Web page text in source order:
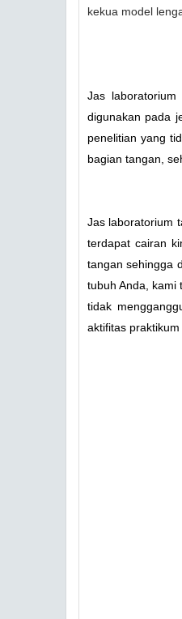
kekua model
Jas
digunakan pada
penelitian yang
bagian tangan,
Jas laboratorium
terdapat cairan
tangan sehingga
tubuh Anda, kami
tidak
aktifitas praktikum